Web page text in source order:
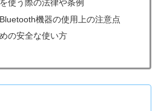
使う際の法律や条例
機器の使用上の注意点
の安全な使い方